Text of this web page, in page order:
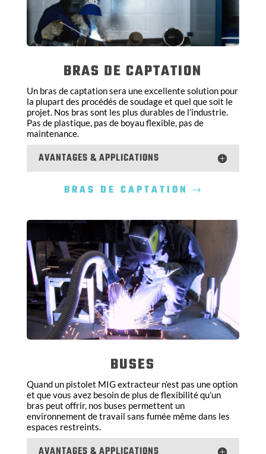
BRAS DE CAPTATION
Un bras de captation sera une excellente solution pour
la plupart des procédés de soudage et quel que soit le
projet. Nos bras sont les plus durables de l’industrie.
Pas de plastique, pas de boyau flexible, pas de
maintenance.
AVANTAGES & APPLICATIONS
BRAS DE CAPTATION
BUSES
Quand un pistolet MIG extracteur n’est pas une option
et que vous avez besoin de plus de flexibilité qu’un
bras peut offrir, nos buses permettent un
environnement de travail sans fumée même dans les
espaces restreints.